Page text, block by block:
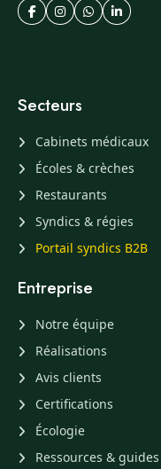
Secteurs
Cabinets médicaux
Écoles & crèches
Restaurants
Syndics & régies
Portail syndics B2B
Entreprise
Notre équipe
Réalisations
Avis clients
Certifications
Écologie
Ressources & guides